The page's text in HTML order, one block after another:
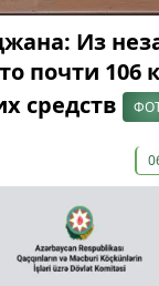
Из
почти 106
средств